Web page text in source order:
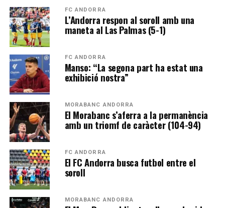
FC ANDORRA
L’Andorra respon al soroll amb una
maneta al Las Palmas (5-1)
FC ANDORRA
Manso: “La segona part ha estat una
exhibició nostra”
MORABANC ANDORRA
El Morabanc s’aferra a la permanència
amb un triomf de caràcter (104-94)
FC ANDORRA
El FC Andorra busca futbol entre el
soroll
MORABANC ANDORRA